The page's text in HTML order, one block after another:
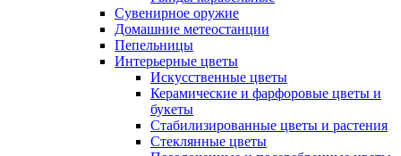
Сувенирное оружие
Домашние метеостанции
Пепельницы
Интерьерные цветы
Искусственные цветы
Керамические и фарфоровые цветы и
букеты
Стабилизированные цветы и растения
Стеклянные цветы